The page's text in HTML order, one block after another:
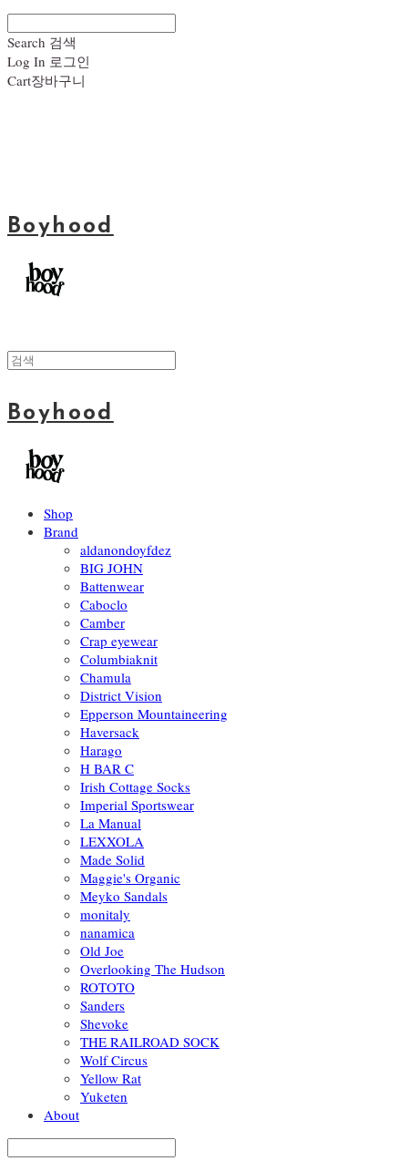
Search 검색
Log In 로그인
Cart장바구니
Boyhood
Boyhood
Shop
Brand
aldanondoyfdez
BIG JOHN
Battenwear
Caboclo
Camber
Crap eyewear
Columbiaknit
Chamula
District Vision
Epperson Mountaineering
Haversack
Harago
H BAR C
Irish Cottage Socks
Imperial Sportswear
La Manual
LEXXOLA
Made Solid
Maggie's Organic
Meyko Sandals
monitaly
nanamica
Old Joe
Overlooking The Hudson
ROTOTO
Sanders
Shevoke
THE RAILROAD SOCK
Wolf Circus
Yellow Rat
Yuketen
About